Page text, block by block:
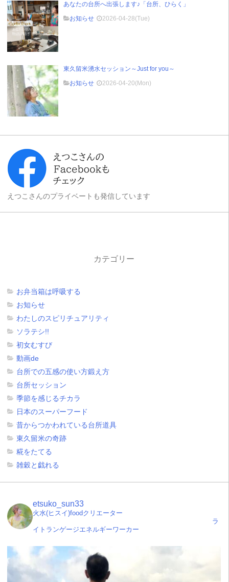
あなたの台所へ出張します♪「台所、ひらく」
お知らせ
2026-04-28(Tue)
東久留米湧水セッション～Just for you～
お知らせ
2026-04-20(Mon)
えつこさんのプライベートも発信しています
カテゴリー
お弁当箱は呼吸する
お知らせ
わたしのスピリチュアリティ
ソラテシ!!
初女むすび
動画de
台所での五感の使い方鍛え方
台所セッション
季節を感じるチカラ
日本のスーパーフード
昔からつかわれている台所道具
東久留米の奇跡
糀をたてる
雑穀と戯れる
etsuko_sun33
火水(ヒスイ)foodクリエーター
ラ
イトランゲージエネルギーワーカー